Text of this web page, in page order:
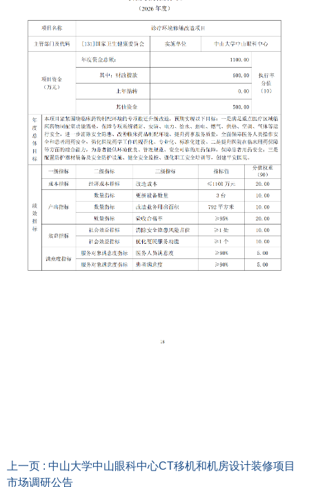
上一页 : 中山大学中山眼科中心CT移机和机房设计装修项目
市场调研公告